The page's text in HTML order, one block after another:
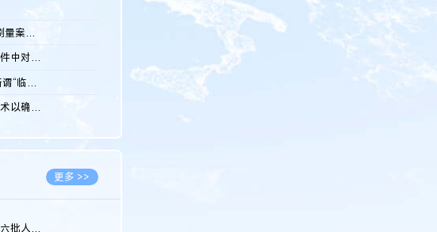
淘宝“B站推荐”店铺刷量案维持原判，两被告连带赔偿150万元
专利诉前行为保全案件中对仿制药申请人曾作出三类声明的考量及违...
直播带货诋毁同行 所谓“临场发挥”不免责
借助软件复现现有技术以确认相关参数特征是否被公开
更多 >>
最高人民法院发布第六批人民法院种业知识产权司法保护典型案例 含...